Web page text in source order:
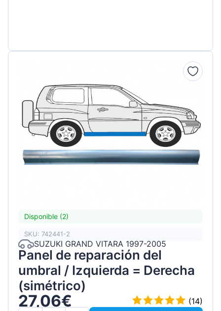
Disponible (2)
SKU: 742441-2
SUZUKI GRAND VITARA 1997-2005
Panel de reparación del
umbral / Izquierda = Derecha
(simétrico)
27,06€
(14)